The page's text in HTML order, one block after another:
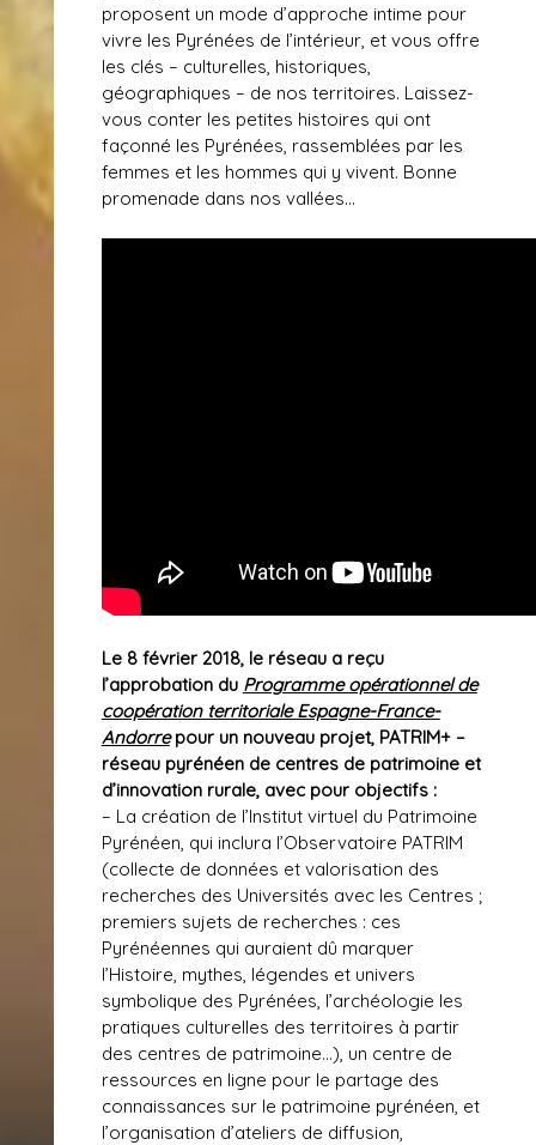
proposent un mode d’approche intime pour
vivre les Pyrénées de l’intérieur, et vous offre
les clés – culturelles, historiques,
géographiques – de nos territoires. Laissez-
vous conter les petites histoires qui ont
façonné les Pyrénées, rassemblées par les
femmes et les hommes qui y vivent. Bonne
promenade dans nos vallées…
Le 8 février 2018, le réseau a reçu
l’approbation du Programme opérationnel de
coopération territoriale Espagne-France-
Andorrepour un nouveau projet, PATRIM+ –
réseau pyrénéen de centres de patrimoine et
d’innovation rurale, avec pour objectifs :
– La création de l’Institut virtuel du Patrimoine
Pyrénéen, qui inclura l’Observatoire PATRIM
(collecte de données et valorisation des
recherches des Universités avec les Centres ;
premiers sujets de recherches : ces
Pyrénéennes qui auraient dû marquer
l’Histoire, mythes, légendes et univers
symbolique des Pyrénées, l’archéologie les
pratiques culturelles des territoires à partir
des centres de patrimoine…), un centre de
ressources en ligne pour le partage des
connaissances sur le patrimoine pyrénéen, et
l’organisation d’ateliers de diffusion,